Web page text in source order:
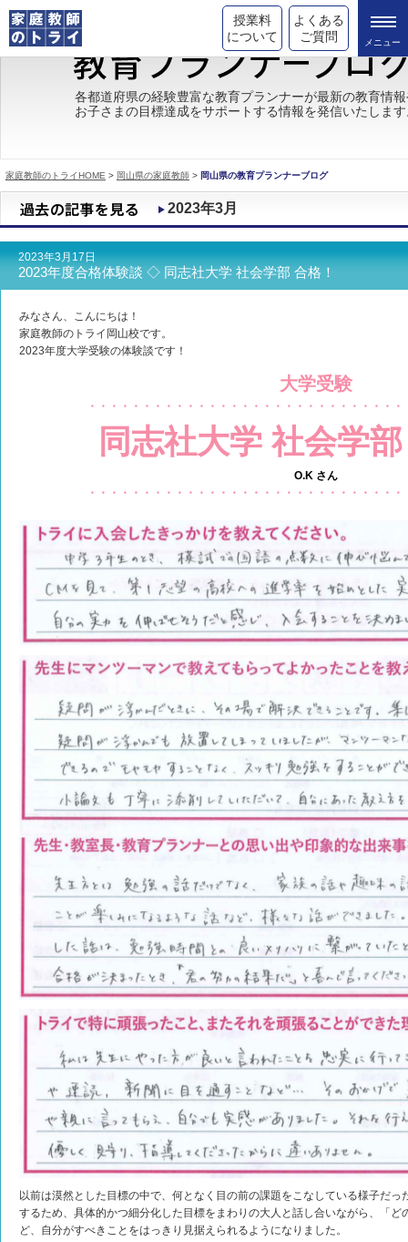
授業料
について
よくある
ご質問
トライの教育理念
成績が上がる理由
都道府県別情報
合格体験談
キャンペーン情報
各都道府県の経験豊富な教育プランナーが最新の教育情
お子さまの目標達成をサポートする情報を発信いたしま
家庭教師のトライHOME > 岡山県の家庭教師 > 岡山県の教育プランナーブログ
2023年3月
2023年3月17日
2023年度合格体験談 ◇ 同志社大学 社会学部 合格！
みなさん、こんにちは！
家庭教師のトライ岡山校です。
2023年度大学受験の体験談です！
大学受験
・・・・・・・・・・・・・・・・・・・・・・・・・・・・
同志社大学 社会学
O.K さん
・・・・・・・・・・・・・・・・・・・・・・・・・・・・
以前は漠然とした目標の中で、何となく目の前の課題をこなしている様子だ
するため、具体的かつ細分化した目標をまわりの大人と話し合いながら、「
ど、自分がすべきことをはっきり見据えられるようになりました。